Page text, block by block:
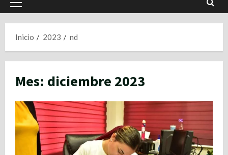
Menú
Inicio
2023 nd
Mes: diciembre 2023